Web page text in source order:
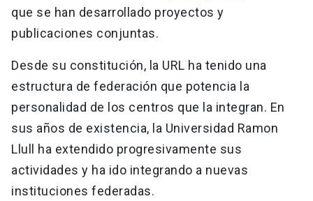
que se han desarrollado proyectos y
publicaciones conjuntas.
Desde su constitución, la URL ha tenido una
estructura de federación que potencia la
personalidad de los centros que la integran. En
sus años de existencia, la Universidad Ramon
Llull ha extendido progresivamente sus
actividades y ha ido integrando a nuevas
instituciones federadas.